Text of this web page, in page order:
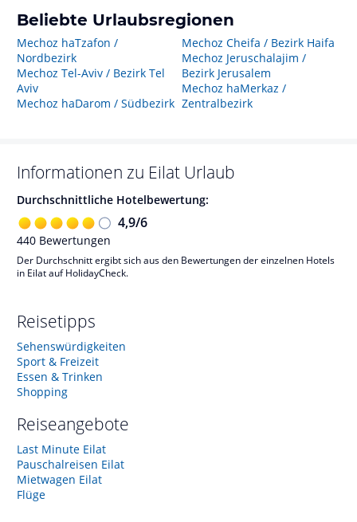
Beliebte Urlaubsregionen
Mechoz haTzafon /
Nordbezirk
Mechoz Tel-Aviv / Bezirk Tel
Aviv
Mechoz haDarom / Südbezirk
Mechoz Cheifa / Bezirk Haifa
Mechoz Jeruschalajim /
Bezirk Jerusalem
Mechoz haMerkaz /
Zentralbezirk
Informationen zu Eilat Urlaub
Durchschnittliche Hotelbewertung:
4,9/6
440 Bewertungen
Der Durchschnitt ergibt sich aus den Bewertungen der einzelnen Hotels
in Eilat auf HolidayCheck.
Reisetipps
Sehenswürdigkeiten
Sport & Freizeit
Essen & Trinken
Shopping
Reiseangebote
Last Minute Eilat
Pauschalreisen Eilat
Mietwagen Eilat
Flüge